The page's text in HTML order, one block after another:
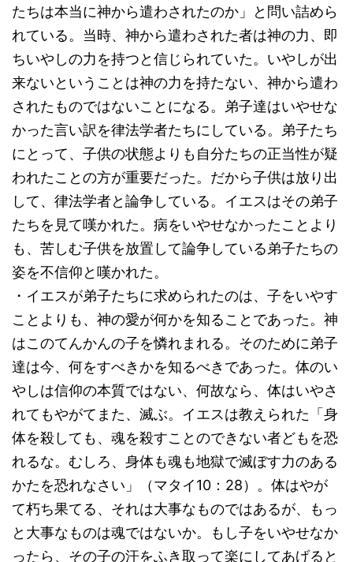
たちは本当に神から遣わされたのか」と問い詰めら
れている。当時、神から遣わされた者は神の力、即
ちいやしの力を持つと信じられていた。いやしが出
来ないということは神の力を持たない、神から遣わ
されたものではないことになる。弟子達はいやせな
かった言い訳を律法学者たちにしている。弟子たち
にとって、子供の状態よりも自分たちの正当性が疑
われたことの方が重要だった。だから子供は放り出
して、律法学者と論争している。イエスはその弟子
たちを見て嘆かれた。病をいやせなかったことより
も、苦しむ子供を放置して論争している弟子たちの
姿を不信仰と嘆かれた。
・イエスが弟子たちに求められたのは、子をいやす
ことよりも、神の愛が何かを知ることであった。神
はこのてんかんの子を憐れまれる。そのために弟子
達は今、何をすべきかを知るべきであった。体のい
やしは信仰の本質ではない、何故なら、体はいやさ
れてもやがてまた、滅ぶ。イエスは教えられた「身
体を殺しても、魂を殺すことのできない者どもを恐
れるな。むしろ、身体も魂も地獄で滅ぼす力のある
かたを恐れなさい」（マタイ10：28）。体はやが
て朽ち果てる、それは大事なものではあるが、もっ
と大事なものは魂ではないか。もし子をいやせなか
ったら、その子の汗をふき取って楽にしてあげると